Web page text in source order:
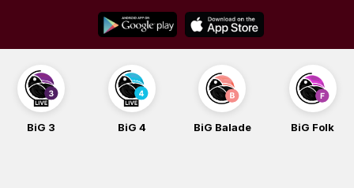
content
BiG 3 BiG 4 BiG Balade BiG Folk